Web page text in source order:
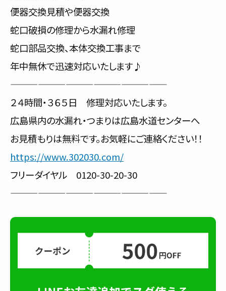
便器交換見積や便器交換
蛇口破損の修理から水漏れ修理
蛇口部品交換、本体交換工事まで
年中無休で迅速対応いたします♪
—————————————————
２４時間・３６５日 修理対応いたします。
広島県内の水漏れ・つまりは広島水道センターへ
お見積もりは無料です。お気軽にご連絡ください！！
https://www.302030.com/
フリーダイヤル 0120-30-20-30
—————————————————